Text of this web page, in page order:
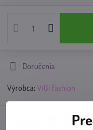
Doručenia
Výrobca: ViGi Fashion